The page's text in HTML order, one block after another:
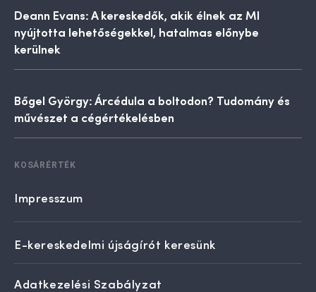
Deann Evans: A kereskedők, akik élnek az MI
nyújtotta lehetőségekkel, hatalmas előnybe
kerülnek
Bőgel György: Árcédula a boltodon? Tudomány és
művészet a cégértékelésben
KOSÁRÉRTÉK
Impresszum
E-kereskedelmi újságírót keresünk
Adatkezelési Szabályzat